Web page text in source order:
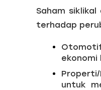
Saham
terhadap
ekonomi
untuk